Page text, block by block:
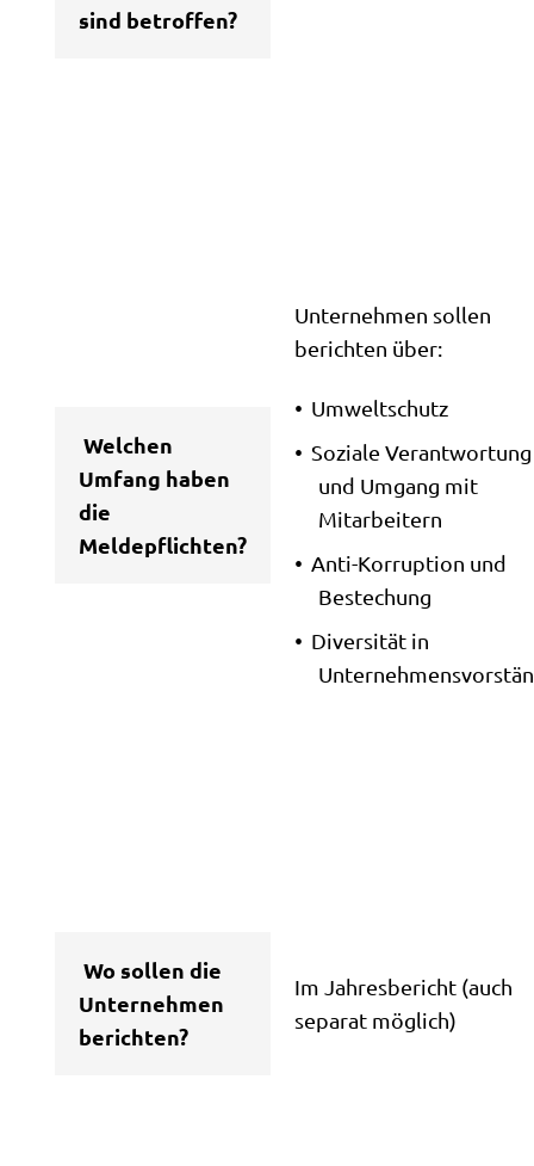
sind betroffen?
Welchen
Umfang haben
die
Meldepflichten?
Unternehmen sollen
berichten über:
Umweltschutz
Soziale Verantwortung
und Umgang mit
Mitarbeitern
Anti-Korruption und
Bestechung
Diversität in
Wo sollen die
Unternehmen
berichten?
Im Jahresbericht (auch
separat möglich)